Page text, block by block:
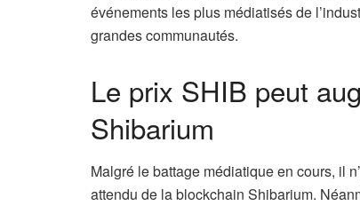
événements les plus médiatisés de
grandes communautés.
Le prix SHIB peut
Shibarium
Malgré le battage médiatique en cours, il
attendu de la blockchain Shibarium.